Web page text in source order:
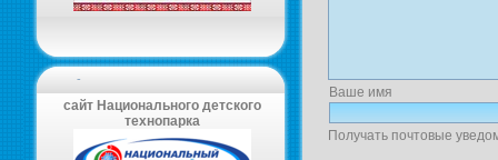
-
сайт Национального детского
технопарка
Ваше имя
Получать почтовые